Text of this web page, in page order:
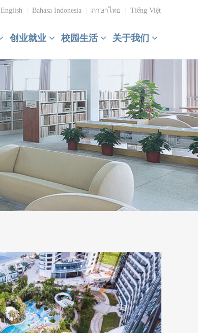
English Bahasa Indonesia ภาษาไทย Tiếng Việt
创业就业 校园生活 关于我们